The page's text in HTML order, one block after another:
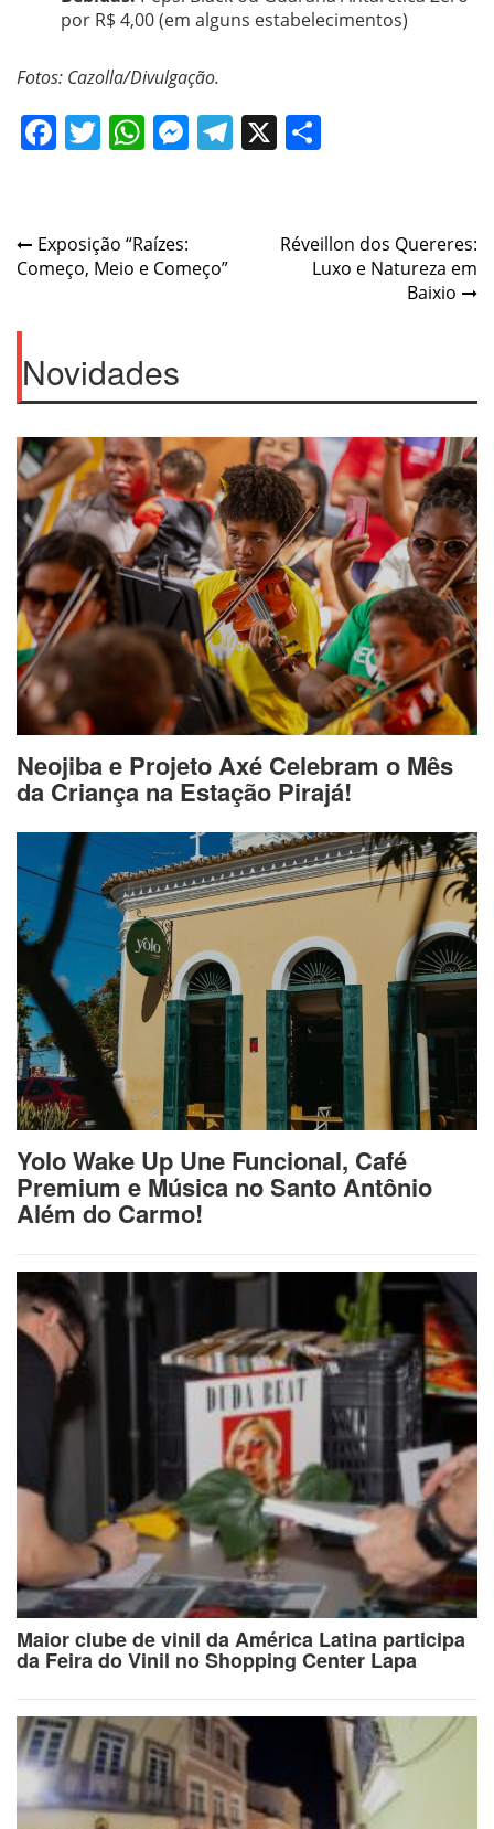
por R$ 4,00 (em alguns estabelecimentos)
Fotos: Cazolla/Divulgação.
Facebook
Twitter
WhatsApp
Messenger
Telegram
X
Post
navigation
Exposição “Raízes:
Começo, Meio e Começo”
Réveillon dos Quereres:
Luxo e Natureza em
Baixio
Novidades
Neojiba e Projeto Axé Celebram o Mês
da Criança na Estação Pirajá!
Yolo Wake Up Une Funcional, Café
Premium e Música no Santo Antônio
Além do Carmo!
Maior clube de vinil da América Latina participa
da Feira do Vinil no Shopping Center Lapa